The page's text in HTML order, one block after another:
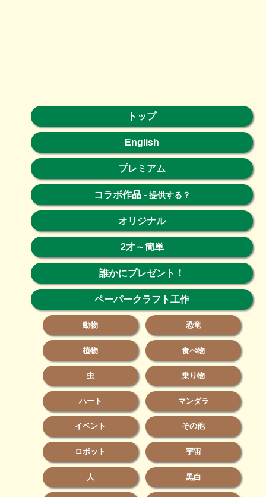
トップ
English
プレミアム
コラボ作品- 提供する？
オリジナル
2才～簡単
誰かにプレゼント！
ペーパークラフト工作
動物 恐竜
植物 食べ物
虫 乗り物
ハート マンダラ
イベント その他
ロボット 宇宙
人 黒白